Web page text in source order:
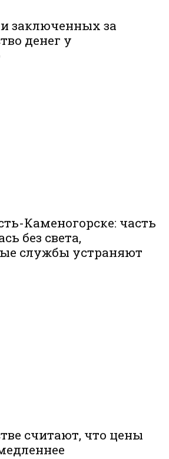
заключенных за
денег у
Каменогорске: часть
без света,
службы устраняют
считают, что цены